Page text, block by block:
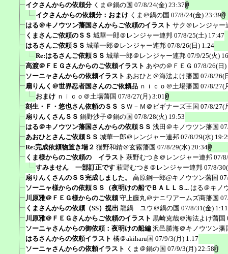
イクさんからの依頼分 くま＠鍋の国 07/8/24(金) 23:37
イクさんからの依頼分：おまけ くま＠鍋の国 07/8/24(金) 23:39
はる＠キノウツン藩国さんからご依頼のイラスト サク＠レンジャー
くまさんご依頼のＳＳ 城華一郎＠レンジャー連邦 07/8/25(土) 17:47
はるさんご依頼ＳＳ 城華一郎＠レンジャー連邦 07/8/26(日) 1:24
Re:はるさんご依頼ＳＳ 城華一郎＠レンジャー連邦 07/9/25(火)
高渡＠ＦＥＧさんからのご依頼イラスト あやの＠ＦＥＧ 07/8/26(日)
ソーニャさんからの依頼イラスト あおひと＠海法よけ藩国 07/8/26(
扇りんく＠世界忍者国さんのご依頼品 ｎｉｃｏ＠土場藩国 07/8/27(
おまけ ｎｉｃｏ＠土場藩国 07/8/27(月) 3:01
刻生・Ｆ・悠也さん依頼のＳＳ ＳＷ－Ｍ＠ビギナーズ王国 07/8/27(
扇りんくさんＳＳ 鍋野沙子＠鍋の国 07/8/28(火) 19:53
はる＠キノウツン藩国さんからの依頼ＳＳ 浅田＠キノウツン藩国
あおひとさんご依頼ＳＳ 城華一郎＠レンジャー連邦 07/8/29(水)
Re:完成依頼物置き場２ 猫野和錆＠玄霧藩国 07/8/29(水) 20:34
くま様からのご依頼の イラスト 萩野むつき＠レンジャー連邦 07/
すみません 一部訂正です 萩野むつき＠レンジャー連邦 07/8/
扇りんくさんのＳＳ完成しました。
高原鋼一郎@キノウツン藩国
ソーニャ様からの依頼ＳＳ（夜明けの船でＢＡＬＬＳ... はる＠キノ
川原雅＠ＦＥＧ様からのご依頼 守上藤丸＠ナニワアームズ商藩国
くまさんからの依頼（SS）提出 龍鍋 ユウ＠鍋の国 07/8/31(金) 1:11
川原雅＠ＦＥＧさんからご依頼のイラスト 黒崎克哉＠海法よけ藩国
ソーニャさんからの御依頼：夜明けの船編 沢邑勝海＠キノウツン藩
はるさんからの依頼イラスト 橘＠akiharu国 07/9/3(月) 1:17
ソーニャさんからの依頼イラスト くま＠鍋の国 07/9/3(月) 22:58